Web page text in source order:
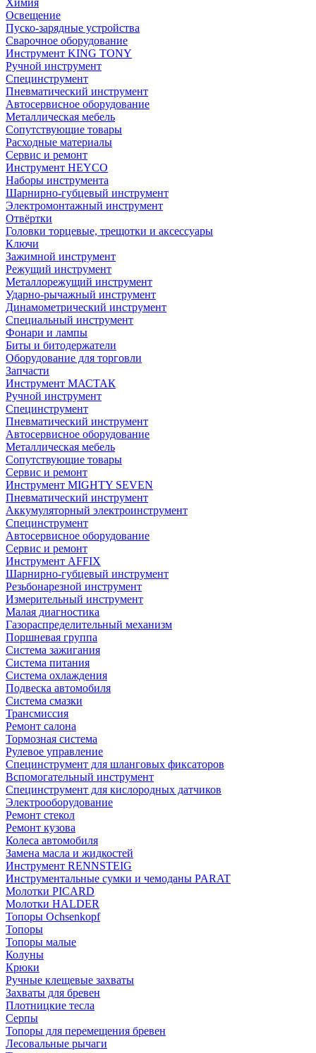
Химия
Освещение
Пуско-зарядные устройства
Сварочное оборудование
Инструмент KING TONY
Ручной инструмент
Специнструмент
Пневматический инструмент
Автосервисное оборудование
Металлическая мебель
Сопутствующие товары
Расходные материалы
Сервис и ремонт
Инструмент HEYCO
Наборы инструмента
Шарнирно-губцевый инструмент
Электромонтажный инструмент
Отвёртки
Головки торцевые, трещотки и аксессуары
Ключи
Зажимной инструмент
Режущий инструмент
Металлорежущий инструмент
Ударно-рычажный инструмент
Динамометрический инструмент
Специальный инструмент
Фонари и лампы
Биты и битодержатели
Оборудование для торговли
Запчасти
Инструмент МАСТАК
Ручной инструмент
Специнструмент
Пневматический инструмент
Автосервисное оборудование
Металлическая мебель
Сопутствующие товары
Сервис и ремонт
Инструмент MIGHTY SEVEN
Пневматический инструмент
Аккумуляторный электроинструмент
Специнструмент
Автосервисное оборудование
Сервис и ремонт
Инструмент AFFIX
Шарнирно-губцевый инструмент
Резьбонарезной инструмент
Измерительный инструмент
Малая диагностика
Газораспределительный механизм
Поршневая группа
Система зажигания
Система питания
Система охлаждения
Подвеска автомобиля
Система смазки
Трансмиссия
Ремонт салона
Тормозная система
Рулевое управление
Специнструмент для шланговых фиксаторов
Вспомогательный инструмент
Специнструмент для кислородных датчиков
Электрооборудование
Ремонт стекол
Ремонт кузова
Колеса автомобиля
Замена масла и жидкостей
Инструмент RENNSTEIG
Инструментальные сумки и чемоданы PARAT
Молотки PICARD
Молотки HALDER
Топоры Ochsenkopf
Топоры
Топоры малые
Колуны
Крюки
Ручные клещевые захваты
Захваты для бревен
Плотницкие тесла
Серпы
Топоры для перемещения бревен
Лесовальные рычаги